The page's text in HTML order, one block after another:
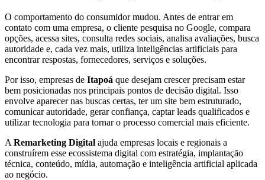
O comportamento do consumidor mudou. Antes de entrar em
contato com uma empresa, o cliente pesquisa no Google, compara
opções, acessa sites, consulta redes sociais, analisa avaliações, busca
autoridade e, cada vez mais, utiliza inteligências artificiais para
encontrar respostas, fornecedores, serviços e soluções.
Por isso, empresas de Itapoá que desejam crescer precisam estar
bem posicionadas nos principais pontos de decisão digital. Isso
envolve aparecer nas buscas certas, ter um site bem estruturado,
comunicar autoridade, gerar confiança, captar leads qualificados e
utilizar tecnologia para tornar o processo comercial mais eficiente.
A Remarketing Digital ajuda empresas locais e regionais a
construírem esse ecossistema digital com estratégia, implantação
técnica, conteúdo, mídia, automação e inteligência artificial aplicada
ao negócio.